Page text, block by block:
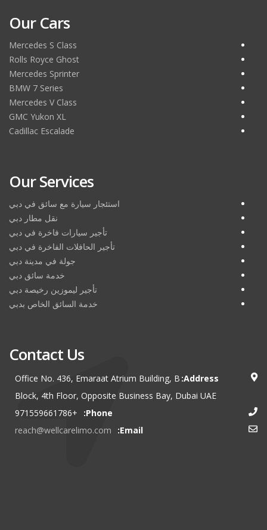
Our Cars
Mercedes S Class
Rolls Royce Ghost
Mercedes Sprinter
BMW 7 Series
Mercedes V Class
GMC Yukon XL
Cadillac Escalade
Our Services
استئجار سيارة مع سائق في دبي
نقل مطار دبي
تأجير سيارات فاخرة في دبي
تأجير الحافلات الفاخرة في دبي
جولة في مدينة دبي
خدمة سائق دبي
تأجير ليموزين رخيصة دبي
خدمة السائق الخاص بدبي
Contact Us
Address:
Office No. 436, Emaraat Atrium Building, B
Block, 4th Floor, Opposite Business Bay, Dubai UAE
Phone:
+971559661786
Email:
reach@wellcarelimo.com